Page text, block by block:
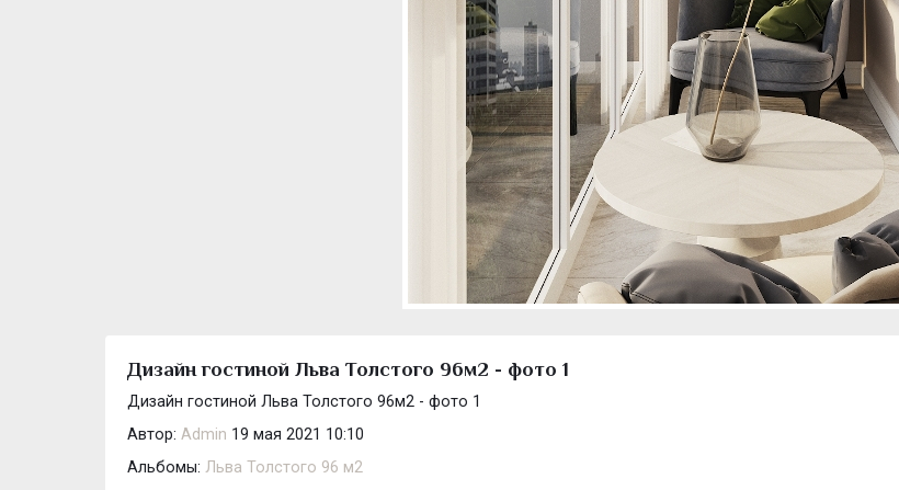
Дизайн гостиной Льва Толстого 96м2 - фото 1
Дизайн гостиной Льва Толстого 96м2 - фото 1
Автор: Admin 19 мая 2021 10:10
Альбомы: Льва Толстого 96 м2